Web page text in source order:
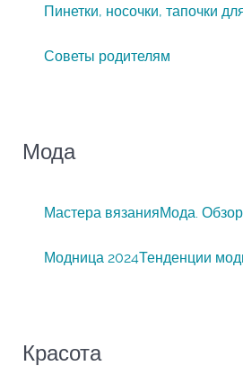
Пинетки, носочки, тапочки
Советы родителям
Мода
Мастера вязанияМода.
Модница 2024Тенденции
Красота